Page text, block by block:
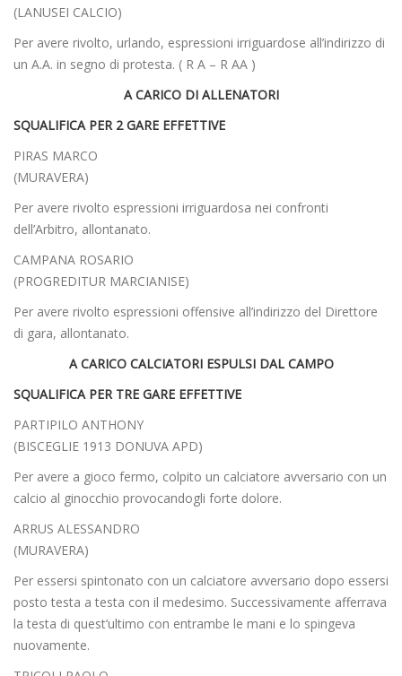
(LANUSEI CALCIO)
Per avere rivolto, urlando, espressioni irriguardose all’indirizzo di
un A.A. in segno di protesta. ( R A – R AA )
A CARICO DI ALLENATORI
SQUALIFICA PER 2 GARE EFFETTIVE
PIRAS MARCO
(MURAVERA)
Per avere rivolto espressioni irriguardosa nei confronti
dell’Arbitro, allontanato.
CAMPANA ROSARIO
(PROGREDITUR MARCIANISE)
Per avere rivolto espressioni offensive all’indirizzo del Direttore
di gara, allontanato.
A CARICO CALCIATORI ESPULSI DAL CAMPO
SQUALIFICA PER TRE GARE EFFETTIVE
PARTIPILO ANTHONY
(BISCEGLIE 1913 DONUVA APD)
Per avere a gioco fermo, colpito un calciatore avversario con un
calcio al ginocchio provocandogli forte dolore.
ARRUS ALESSANDRO
(MURAVERA)
Per essersi spintonato con un calciatore avversario dopo essersi
posto testa a testa con il medesimo. Successivamente afferrava
la testa di quest’ultimo con entrambe le mani e lo spingeva
nuovamente.